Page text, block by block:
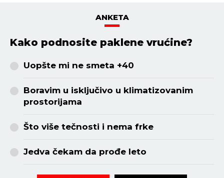
ANKETA
Kako podnosite paklene vrućine?
Uopšte mi ne smeta +40
Boravim u isključivo u klimatizovanim
prostorijama
Što više tečnosti i nema frke
Jedva čekam da prođe leto